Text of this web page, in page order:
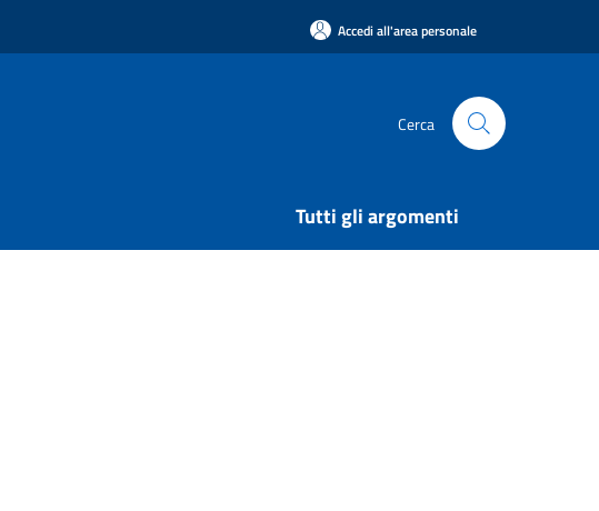
Accedi all'area personale
Cerca
Tutti gli argomenti